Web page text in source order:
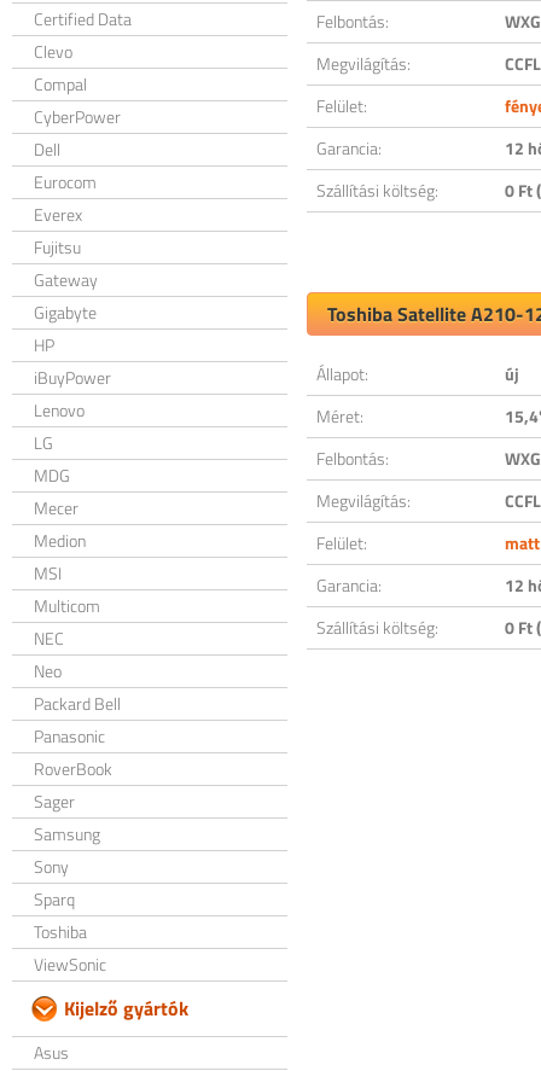
Certified Data
Clevo
Compal
CyberPower
Dell
Eurocom
Everex
Fujitsu
Gateway
Gigabyte
HP
iBuyPower
Lenovo
LG
MDG
Mecer
Medion
MSI
Multicom
NEC
Neo
Packard Bell
Panasonic
RoverBook
Sager
Samsung
Sony
Sparq
Toshiba
ViewSonic
Kijelző gyártók
Asus
Felbontás:
Megvilágítás:
CCFL
Felület:
Garancia:
12
Szállítási költség:
0 Ft
Toshiba Satellite A210-
Állapot:
új
Méret:
Felbontás:
Megvilágítás:
CCFL
Felület:
matt
Garancia:
12
Szállítási költség:
0 Ft